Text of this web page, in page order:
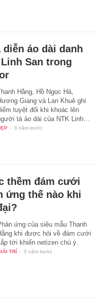
diễn áo dài danh
San trong
Hằng, Hồ Ngọc Hà,
Giang và Lan Khuê ghi
tuyệt đối khi khoác lên
tà áo dài của NTK Linh…
- 3 năm trước
thềm đám cưới
ứng thế nào khi
ứng của siêu mẫu Thanh
khi được hỏi về đám cưới
tới khiến netizen chú ý.
TRÍ - 3 năm trước